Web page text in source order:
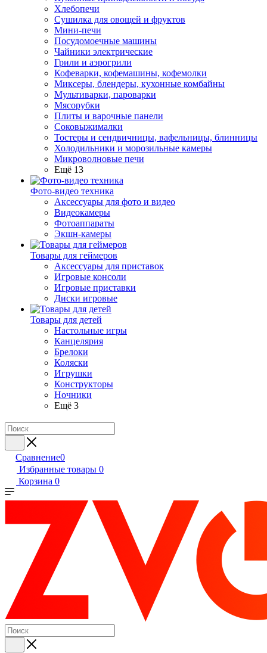
Хлебопечи
Сушилка для овощей и фруктов
Мини-печи
Посудомоечные машины
Чайники электрические
Грили и аэрогрили
Кофеварки, кофемашины, кофемолки
Миксеры, блендеры, кухонные комбайны
Мультиварки, пароварки
Мясорубки
Плиты и варочные панели
Соковыжималки
Тостеры и сендвичницы, вафельницы, блинницы
Холодильники и морозильные камеры
Микроволновые печи
Ещё 13
Фото-видео техника
Аксессуары для фото и видео
Видеокамеры
Фотоаппараты
Экшн-камеры
Товары для геймеров
Аксессуары для приставок
Игровые консоли
Игровые приставки
Диски игровые
Товары для детей
Настольные игры
Канцелярия
Брелоки
Коляски
Игрушки
Конструкторы
Ночники
Ещё 3
Сравнение0
Избранные товары 0
Корзина 0